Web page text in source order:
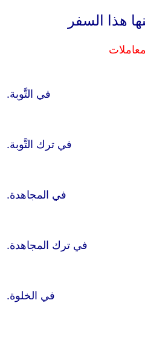
هذا السفر
في التَّوبة.
في ترك التَّوبة.
في المجاهدة.
في ترك المجاهدة.
في الخلوة.